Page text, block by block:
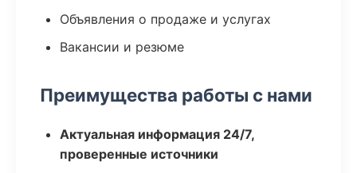
Объявления о продаже и услугах
Вакансии и резюме
Преимущества работы с нами
Актуальная информация 24/7,
проверенные источники